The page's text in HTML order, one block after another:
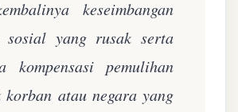
keseimbangan
sosial yang rusak serta
kompensasi pemulihan
korban atau negara yang